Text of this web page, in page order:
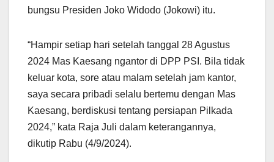
bungsu Presiden Joko Widodo (Jokowi) itu.
“Hampir setiap hari setelah tanggal 28 Agustus
2024 Mas Kaesang ngantor di DPP PSI. Bila tidak
keluar kota, sore atau malam setelah jam kantor,
saya secara pribadi selalu bertemu dengan Mas
Kaesang, berdiskusi tentang persiapan Pilkada
2024,” kata Raja Juli dalam keterangannya,
dikutip Rabu (4/9/2024).